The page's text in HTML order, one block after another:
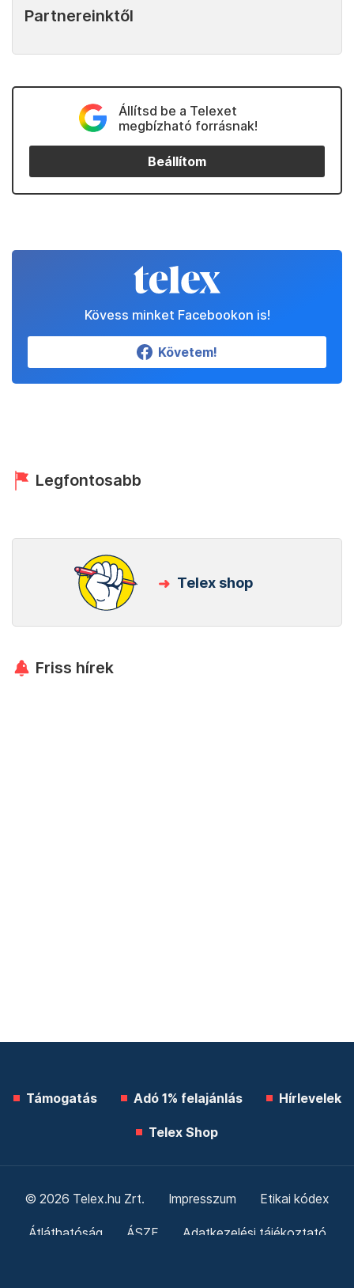
Partnereinktől
Állítsd be a Telexet
megbízható forrásnak!
Beállítom
Kövess minket Facebookon is!
Követem!
Legfontosabb
Telex shop
Friss hírek
Támogatás Adó 1% felajánlás Hírlevelek
Telex Shop
© 2026 Telex.hu Zrt. Impresszum Etikai kódex
Átláthatóság ÁSZF Adatkezelési tájékoztató